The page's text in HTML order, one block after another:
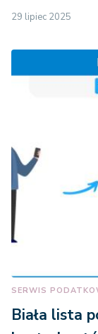
29 lipiec 2025
SERWIS
Biała lista